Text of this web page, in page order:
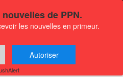
nomme un
de PPN.
les nouvelles en primeur.
Autoriser